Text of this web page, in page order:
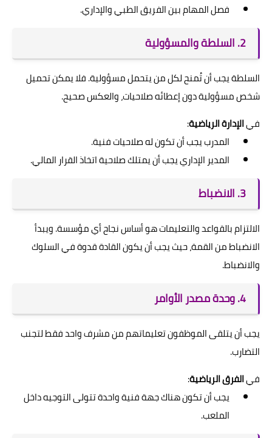
فصل المهام بين الفريق الطبي والإداري.
2. السلطة والمسؤولية
السلطة يجب أن تُمنح لكل من يتحمل مسؤولية. فلا يمكن تحميل
شخص مسؤولية دون إعطائه صلاحيات، والعكس صحيح.
فيالإدارة الرياضية:
المدرب يجب أن تكون له صلاحيات فنية.
المدير الإداري يجب أن يمتلك صلاحية اتخاذ القرار المالي.
3. الانضباط
الالتزام بالقواعد والتعليمات هو أساس نجاح أي مؤسسة. ويبدأ
الانضباط من القمة، حيث يجب أن يكون القادة قدوة في السلوك
والانضباط.
4. وحدة مصدر الأوامر
يجب أن يتلقى الموظفون تعليماتهم من مشرف واحد فقط لتجنب
التضارب.
فيالفرق الرياضية:
يجب أن تكون هناك جهة فنية واحدة تتولى التوجيه داخل
الملعب.